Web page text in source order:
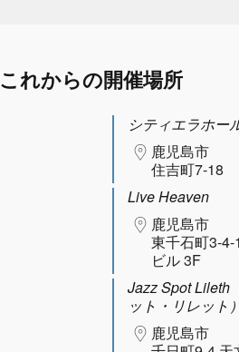
これからの開催場所
シティエラホー
鹿児島市
住吉町7-18
Live Heaven
鹿児島市
東千石町3-
ビル 3F
Jazz Spot Lileth
ット・リレット）
鹿児島市